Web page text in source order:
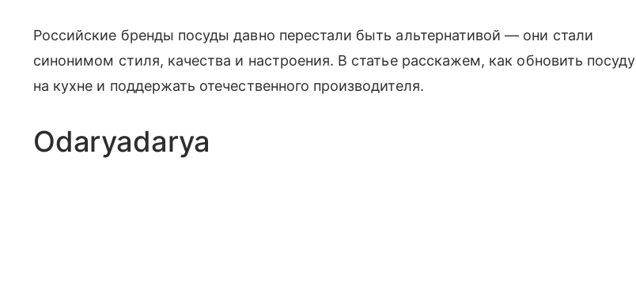
Российские бренды посуды давно перестали быть альтернативой — они стали
синонимом стиля, качества и настроения. В статье расскажем, как обновить посуду
на кухне и поддержать отечественного производителя.
Odaryadarya